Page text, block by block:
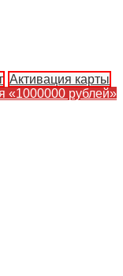
Активация карты
«1000000 рублей»